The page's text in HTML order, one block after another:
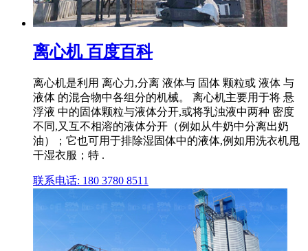
离心机 百度百科
离心机是利用 离心力,分离 液体与 固体 颗粒或 液体 与
液体 的混合物中各组分的机械。 离心机主要用于将 悬
浮液 中的固体颗粒与液体分开,或将乳浊液中两种 密度
不同,又互不相溶的液体分开（例如从牛奶中分离出奶
油）；它也可用于排除湿固体中的液体,例如用洗衣机甩
干湿衣服；特 .
联系电话: 180 3780 8511